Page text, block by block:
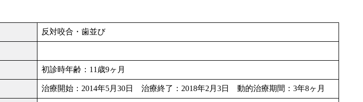
反対咬合・歯並び
初診時年齢：11歳9ヶ月
治療開始：2014年5月30日 治療終了：2018年2月3日 動的治療期間：3年8ヶ月